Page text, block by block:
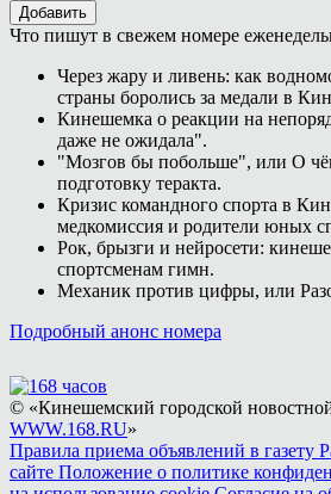
Добавить
Что пишут в свежем номере
Через жару и ливень: как
страны боролись за медали в
Кинешемка о реакции на
даже не ожидала".
"Мозгов бы побольше", или О
подготовку теракта.
Кризис командного спорта в
медкомиссия и родители юных
Рок, брызги и нейросети:
спортсменам гимн.
Механик против цифры, или
Подробный анонс номера
© «Кинешемский городской
WWW.168.RU»
Правила приема объявлений в газету
сайте Положение о политике